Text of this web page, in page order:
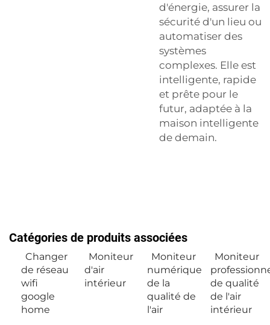
d'énergie, assurer la
sécurité d'un lieu ou
automatiser des
systèmes
complexes. Elle est
intelligente, rapide
et prête pour le
futur, adaptée à la
maison intelligente
de demain.
Catégories de produits associées
Changer
de réseau
wifi
google
home
Moniteur
d'air
intérieur
Moniteur
numérique
de la
qualité de
l'air
Moniteur
de qualité
de l'air
intérieur